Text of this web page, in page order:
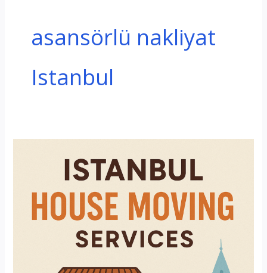
asansörlü nakliyat
Istanbul